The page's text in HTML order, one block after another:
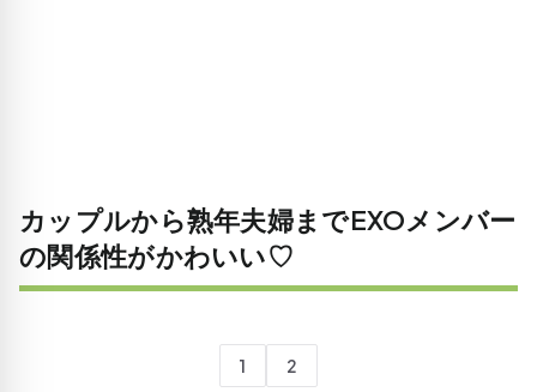
カップルから熟年夫婦までEXOメンバー
の関係性がかわいい♡
1 2